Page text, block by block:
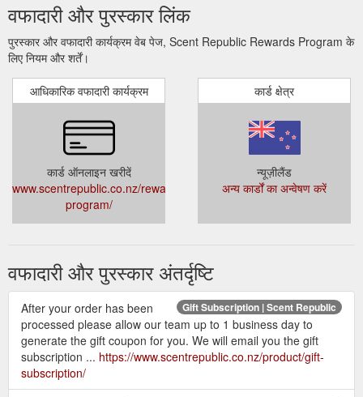
वफादारी और पुरस्कार लिंक
पुरस्कार और वफादारी कार्यक्रम वेब पेज, Scent Republic Rewards Program के
लिए नियम और शर्तें।
आधिकारिक वफादारी कार्यक्रम
कार्ड ऑनलाइन खरीदें
www.scentrepublic.co.nz/rewards-
program/
कार्ड क्षेत्र
न्यूज़ीलैंड
अन्य कार्डों का अन्वेषण करें
वफादारी और पुरस्कार अंतर्दृष्टि
Gift Subscription | Scent Republic
After your order has been
processed please allow our team up to 1 business day to
generate the gift coupon for you. We will email you the gift
subscription ... https://www.scentrepublic.co.nz/product/gift-
subscription/